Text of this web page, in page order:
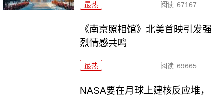
最热 阅读 67167
《南京照相馆》北美首映引发强
烈情感共鸣
最热 阅读 69665
NASA要在月球上建核反应堆，